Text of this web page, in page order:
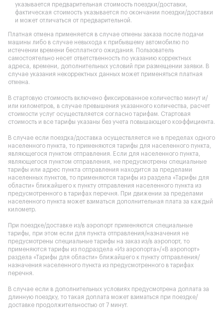
указывается предварительная стоимость поездки/доставки,
фактическая стоимость указывается по окончании поездки/доставки
и может отличаться от предварительной.
Платная отмена применяется в случае отмены заказа после подачи
машины либо в случае невыхода к прибывшему автомобилю по
истечении времени бесплатного ожидания. Пользователь
самостоятельно несет ответственность по указанию корректных
адреса, времени, дополнительных условий при размещении заявки. В
случае указания некорректных данных может применяться платная
отмена.
В стартовую стоимость включено фиксированное количество минут и/
или километров, в случае превышения указанного количества, расчет
стоимости услуг осуществляется согласно тарифам. Стартовая
стоимость и все тарифы указаны без учета повышающего коэффициента.
В случае если поездка/доставка осуществляется не в пределах одного
населенного пункта, то применяются тарифы для населенного пункта,
являющегося пунктом отправления. Если для населенного пункта,
являющегося пунктом отправления, не предусмотрены специальные
тарифы или адрес пункта отправления находится за пределами
населенных пунктов, то применяются тарифы из раздела «Тарифы для
области» ближайшего к пункту отправления населенного пункта из
предусмотренного в тарифах перечня. При движении за пределами
населенного пункта может взиматься дополнительная плата за каждый
километр.
При поездке/доставке из/в аэропорт применяются специальные
тарифы, при этом если для пункта отправления/назначения не
предусмотрены специальные тарифы на заказ из/в аэропорт, то
применяются тарифы из подраздела «Из аэропорта»/«В аэропорт»
раздела «Тарифы для области» ближайшего к пункту отправления/
назначения населенного пункта из предусмотренного в тарифах
перечня.
В случае если в дополнительных условиях предусмотрена доплата за
длинную поездку, то такая доплата может взиматься при поездке/
доставке продолжительностью от 7 минут.